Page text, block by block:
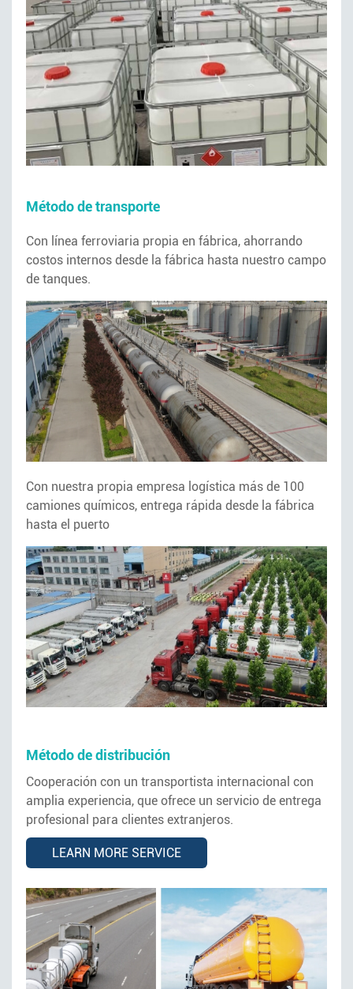
Método de transporte
Con línea ferroviaria propia en fábrica, ahorrando
costos internos desde la fábrica hasta nuestro campo
de tanques.
Con nuestra propia empresa logística más de 100
camiones químicos, entrega rápida desde la fábrica
hasta el puerto
Método de distribución
Cooperación con un transportista internacional con
amplia experiencia, que ofrece un servicio de entrega
profesional para clientes extranjeros.
LEARN MORE SERVICE